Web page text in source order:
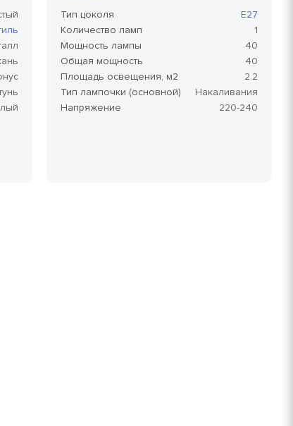
Тип цоколя
E27
Количество ламп
1
Мощность лампы
40
Общая мощность
40
Площадь освещения, м2
2.2
Тип лампочки (основной)
Накаливания
Напряжение
220-240